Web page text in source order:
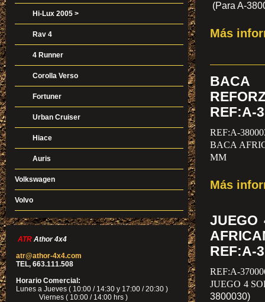
(Para A-
Más
REF:A-
REF:A-
BACA
MM
Más
JUEGO
REF:A-
REF:A-
JUEGO 4
3800030)
Hi-Lux 2005 >
Rav 4
4 Runner
Corolla Verso
Fortuner
Urban Cruiser
Hiace
Auris
Volkswagen
Volvo
ATR Athor 4x4
atr@athor-4x4.com
TEL, 663.111.508
Horario Comercial:
Lunes a Jueves ( 10:00 / 14:30 y 17:00 / 20:30 )
Viernes ( 10:00 / 14:00 hrs )